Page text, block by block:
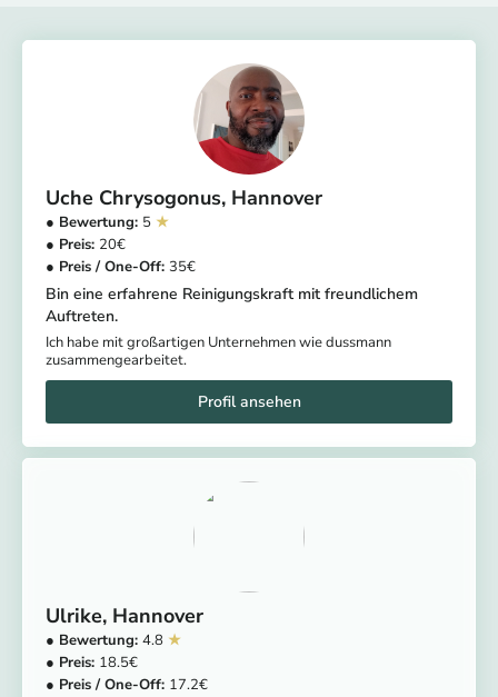
Uche Chrysogonus Hannover
5
20
35
Bin eine erfahrene Reinigungskraft mit freundlichem
Auftreten.
Ich habe mit großartigen Unternehmen wie dussmann
zusammengearbeitet.
Ulrike Hannover
4.8
18.5
17.2